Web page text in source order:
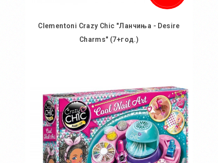
Clementoni Crazy Chic "Ланчиња - Desire
Charms" (7+год.)
Додај во желби
Додај за споредба